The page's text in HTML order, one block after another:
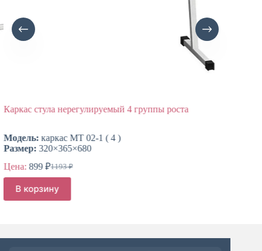
Каркас стула нерегулируемый 4 группы роста
Модель:каркас МТ 02-1 ( 4 )
Размер:320×365×680
Цена:
1193₽
Первоначальная
цена
составляла
1193 ₽.
899₽Текущая
цена:
899 ₽.
В корзину